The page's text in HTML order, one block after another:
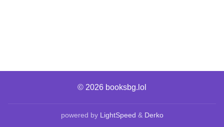
© 2026 booksbg.lol
powered by LightSpeed & Derko